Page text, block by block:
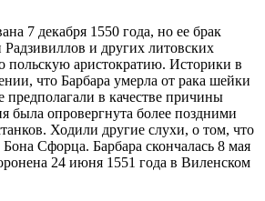
7 декабря 1550 года, но ее брак
Радзивиллов и других литовских
польскую аристократию. Историки в
что Барбара умерла от рака шейки
предполагали в качестве причины
была опровергнута более поздними
Ходили другие слухи, о том, что
Бона Сфорца. Барбара скончалась 8 мая
24 июня 1551 года в Виленском